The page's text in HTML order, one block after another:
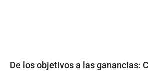
De los objetivos a las ganancias: